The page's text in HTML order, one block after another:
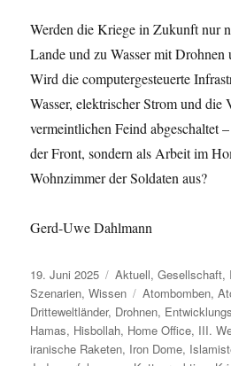
Werden die Kriege in Zukunft nur
Lande und zu Wasser mit Drohnen
Wird die computergesteuerte
Wasser, elektrischer Strom und die
vermeintlichen Feind abgeschaltet
der Front, sondern als Arbeit im
Wohnzimmer der Soldaten aus?
Gerd-Uwe Dahlmann
Veröffentlicht
am
19. Juni 2025 Kategorien
Aktuell,Gesellschaft,
Szenarien,Wissen Schlagwörter
Atombomben,
Dritteweltländer, Drohnen,
Hamas, Hisbollah, Home Office, III.
iranische Raketen, Iron Dome,